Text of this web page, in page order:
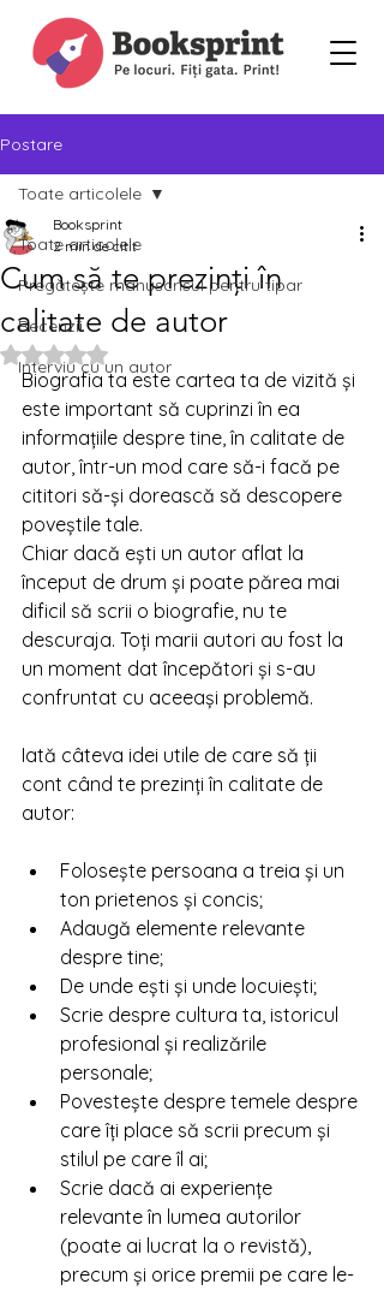
Postare
Toate articolele
Pregătește manuscrisul pentru tipar
Recenzii
Interviu cu un autor
Toate articolele
Cum să te prezinți în
calitate de autor
Booksprint
2 min de citit
Evaluat(ă) cu NaN din 5 stele.
Biografia ta este cartea ta de vizită și
este important să cuprinzi în ea
informațiile despre tine, în calitate de
autor, într-un mod care să-i facă pe
cititori să-și dorească să descopere
poveștile tale.
Chiar dacă ești un autor aflat la
început de drum și poate părea mai
dificil să scrii o biografie, nu te
descuraja. Toți marii autori au fost la
un moment dat începători și s-au
confruntat cu aceeași problemă.
Iată câteva idei utile de care să ții
cont când te prezinți în calitate de
autor:
Folosește persoana a treia și un
ton prietenos și concis;
Adaugă elemente relevante
despre tine;
De unde ești și unde locuiești;
Scrie despre cultura ta, istoricul
profesional și realizările
personale;
Povestește despre temele despre
care îți place să scrii precum și
stilul pe care îl ai;
Scrie dacă ai experiențe
relevante în lumea autorilor
(poate ai lucrat la o revistă),
precum și orice premii pe care le-